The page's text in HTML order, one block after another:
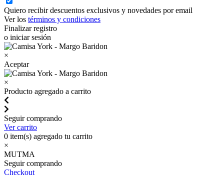
Quiero recibir descuentos exclusivos y novedades por email
Ver los términos y condiciones
Finalizar registro
o iniciar sesión
×
Aceptar
×
Producto agregado a carrito
Seguir comprando
Ver carrito
0 item(s) agregado tu carrito
×
MUTMA
Seguir comprando
Checkout